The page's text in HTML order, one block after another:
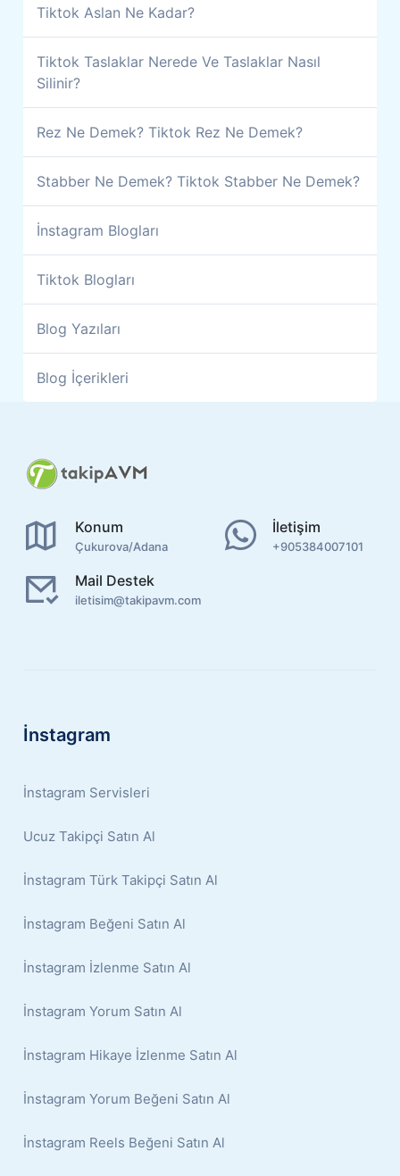
Tiktok Aslan Ne Kadar?
Tiktok Taslaklar Nerede Ve Taslaklar Nasıl
Silinir?
Rez Ne Demek? Tiktok Rez Ne Demek?
Stabber Ne Demek? Tiktok Stabber Ne Demek?
İnstagram Blogları
Tiktok Blogları
Blog Yazıları
Blog İçerikleri
Konum
Çukurova/Adana
İletişim
+905384007101
Mail Destek
iletisim@takipavm.com
İnstagram
İnstagram Servisleri
Ucuz Takipçi Satın Al
İnstagram Türk Takipçi Satın Al
İnstagram Beğeni Satın Al
İnstagram İzlenme Satın Al
İnstagram Yorum Satın Al
İnstagram Hikaye İzlenme Satın Al
İnstagram Yorum Beğeni Satın Al
İnstagram Reels Beğeni Satın Al